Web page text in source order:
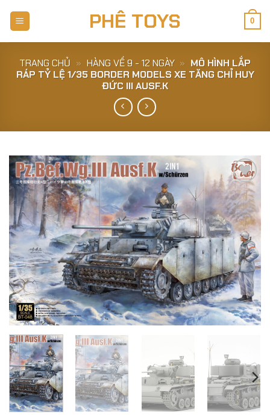
PHÊ TOYS 0
TRANG CHỦ » HÀNG VỀ 9 - 12 NGÀY » MÔ HÌNH LẮP
RÁP TỶ LỆ 1/35 BORDER MODELS XE TĂNG CHỈ HUY
ĐỨC III AUSF.K
Add to
Wishlist